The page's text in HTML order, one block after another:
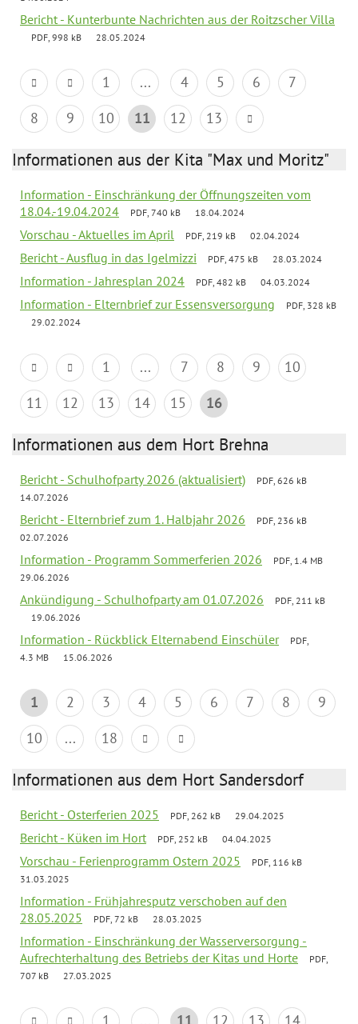
Bericht - Kunterbunte Nachrichten aus der Roitzscher Villa
PDF, 998 kB 28.05.2024
1 ... 4 5 6
7
8
9 10 11 12 13
Informationen aus der Kita "Max und Moritz"
Information - Einschränkung der Öffnungszeiten vom
18.04.-19.04.2024
PDF, 740 kB 18.04.2024
Vorschau - Aktuelles im April PDF, 219 kB 02.04.2024
Bericht - Ausflug in das Igelmizzi PDF, 475 kB 28.03.2024
Information - Jahresplan 2024 PDF, 482 kB 04.03.2024
Information - Elternbrief zur Essensversorgung
PDF, 328 kB
29.02.2024
1 ... 7 8 9
10
11
12 13 14 15 16
Informationen aus dem Hort Brehna
Bericht - Schulhofparty 2026 (aktualisiert)
PDF, 626 kB
14.07.2026
Bericht - Elternbrief zum 1. Halbjahr 2026
PDF, 236 kB
02.07.2026
Information - Programm Sommerferien 2026
PDF, 1.4 MB
29.06.2026
Ankündigung - Schulhofparty am 01.07.2026
PDF, 211 kB
19.06.2026
Information - Rückblick Elternabend Einschüler
PDF,
4.3 MB
15.06.2026
1 2 3 4 5 6 7 8
9
10
... 18
Informationen aus dem Hort Sandersdorf
Bericht - Osterferien 2025 PDF, 262 kB 29.04.2025
Bericht - Küken im Hort PDF, 252 kB 04.04.2025
Vorschau - Ferienprogramm Ostern 2025
PDF, 116 kB
31.03.2025
Information - Frühjahresputz verschoben auf den
28.05.2025
PDF, 72 kB 28.03.2025
Information - Einschränkung der Wasserversorgung -
Aufrechterhaltung des Betriebs der Kitas und Horte
PDF,
707 kB
27.03.2025